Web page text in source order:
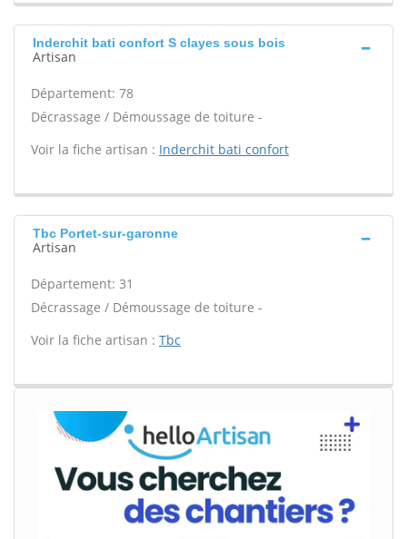
Inderchit bati confort S clayes sous bois
Artisan
Département: 78
Décrassage / Démoussage de toiture -
Voir la fiche artisan : Inderchit bati confort
Tbc Portet-sur-garonne
Artisan
Département: 31
Décrassage / Démoussage de toiture -
Voir la fiche artisan : Tbc